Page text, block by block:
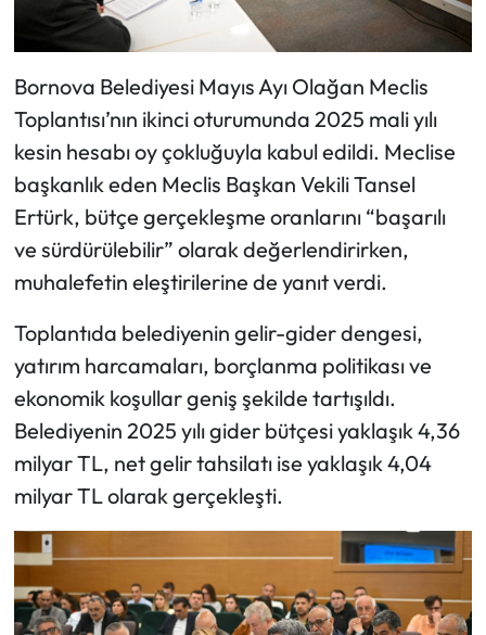
Bornova Belediyesi Mayıs Ayı Olağan Meclis
Toplantısı’nın ikinci oturumunda 2025 mali yılı
kesin hesabı oy çokluğuyla kabul edildi. Meclise
başkanlık eden Meclis Başkan Vekili Tansel
Ertürk, bütçe gerçekleşme oranlarını “başarılı
ve sürdürülebilir” olarak değerlendirirken,
muhalefetin eleştirilerine de yanıt verdi.
Toplantıda belediyenin gelir-gider dengesi,
yatırım harcamaları, borçlanma politikası ve
ekonomik koşullar geniş şekilde tartışıldı.
Belediyenin 2025 yılı gider bütçesi yaklaşık 4,36
milyar TL, net gelir tahsilatı ise yaklaşık 4,04
milyar TL olarak gerçekleşti.